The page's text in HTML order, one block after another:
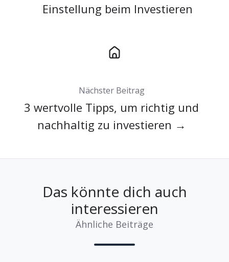
Einstellung beim Investieren
Nächster Beitrag
3 wertvolle Tipps, um richtig und
nachhaltig zu investieren →
Das könnte dich auch
interessieren
Ähnliche Beiträge